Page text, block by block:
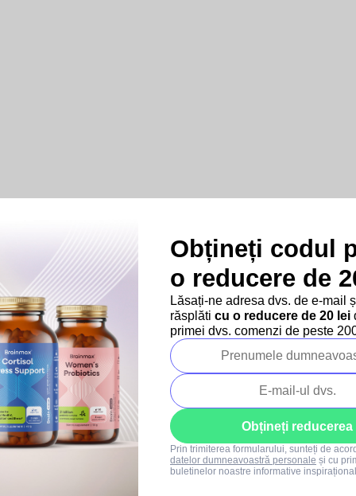
Obțineți codul
o reducere de
Lăsați-ne adresa dvs. de e-mail
răsplăti cu o reducere de 20 lei
primei dvs. comenzi de peste
Obțineți reducerea
Prin trimiterea formularului, sunteți de
datelor dumneavoastră personale și cu
buletinelor noastre informative